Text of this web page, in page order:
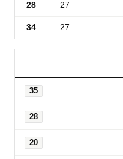
27
28
27
34
35
28
20